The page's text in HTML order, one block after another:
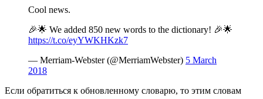
Cool news.
🎉🌟 We added 850 new words to the dictionary! 🎉🌟
https://t.co/eyYWKHKzk7
— Merriam-Webster (@MerriamWebster) 5 March
2018
Если обратиться к обновленному словарю, то этим словам